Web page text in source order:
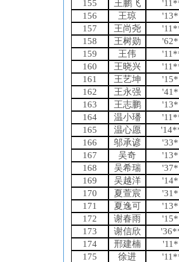
155
王鹏飞
156
王琼
157
王尚尧
158
王树勋
159
王伟
160
王晓兴
161
王艺坤
162
王永强
163
王志鹏
164
温小璠
165
温心愿
166
邬承谚
167
吴奇
168
吴希瑞
169
吴越洋
170
夏萱宸
171
夏逸可
172
谢春雨
173
谢信欣
174
邢建楠
175
徐进